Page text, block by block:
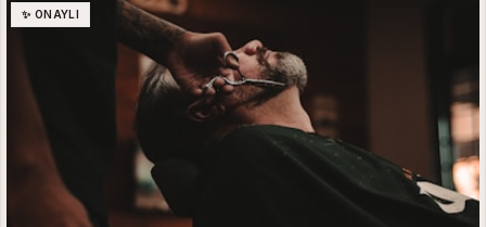
✨ ONAYLI